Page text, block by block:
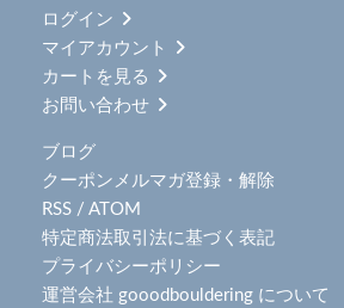
ログイン
マイアカウント
カートを見る
お問い合わせ
ブログ
クーポンメルマガ登録・解除
RSS / ATOM
特定商法取引法に基づく表記
プライバシーポリシー
運営会社 gooodbouldering について